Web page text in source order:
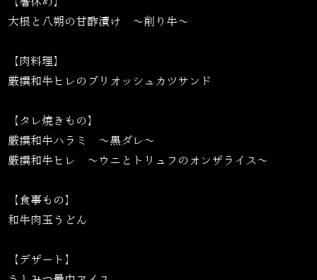
大根と八朔の甘酢漬け ～削り牛～
【肉料理】
厳撰和牛ヒレのブリオッシュカツサンド
【タレ焼きもの】
厳撰和牛ハラミ ～黒ダレ～
厳撰和牛ヒレ ～ウニとトリュフのオンザライス～
【食事もの】
和牛肉玉うどん
【デザート】